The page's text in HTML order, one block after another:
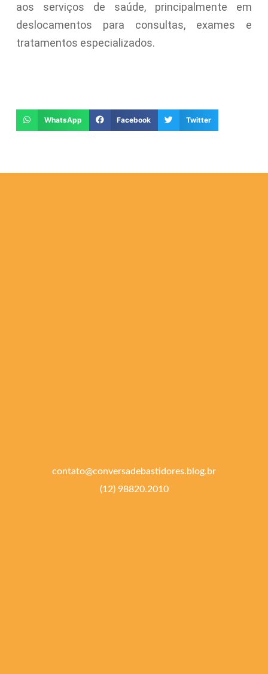
aos serviços de saúde, principalmente em
deslocamentos para consultas, exames e
tratamentos especializados.
WhatsApp Facebook Twitter
contato@conversadebastidores.blog.br
(12) 98820.2010